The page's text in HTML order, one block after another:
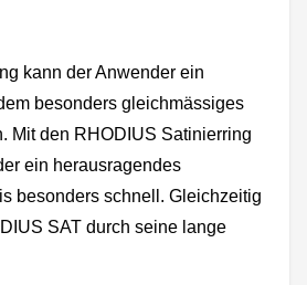
kann der Anwender ein
besonders gleichmässiges
Mit den RHODIUS Satinierring
ein herausragendes
besonders schnell. Gleichzeitig
SAT durch seine lange